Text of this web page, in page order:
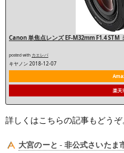
Canon 単焦点レンズ EF-M32mm F1.4 STM
posted with カエレバ
キヤノン 2018-12-07
楽天
詳しくはこちらの記事もどうぞ